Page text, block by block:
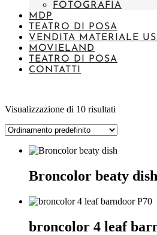
FOTOGRAFIA
MDP
TEATRO DI POSA
VENDITA MATERIALE
MOVIELAND
TEATRO DI POSA
CONTATTI
Visualizzazione di 10 risultati
Broncolor beaty dish
broncolor 4 leaf